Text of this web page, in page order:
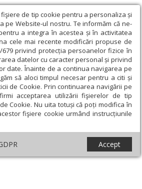
de tip cookie pentru a personaliza și
pe Website-ul nostru. Te informăm că ne-
a integra în acestea și în activitatea
cele mai recente modificări propuse de
679 privind protecția persoanelor fizice în
datelor cu caracter personal și privind
date. Înainte de a continua navigarea pe
să aloci timpul necesar pentru a citi și
de Cookie. Prin continuarea navigării pe
acceptarea utilizării fişierelor de tip
Cookie. Nu uita totuși că poți modifica în
fişiere cookie urmând instrucțiunile
Accept
și Cultură › Educaţie › Ministerul
întârzierea repartizării locurilor la
se disculpă pentru
locurilor la